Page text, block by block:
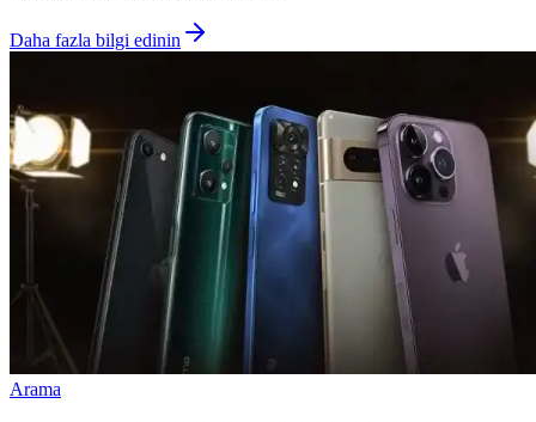
Daha fazla bilgi edinin
Arama